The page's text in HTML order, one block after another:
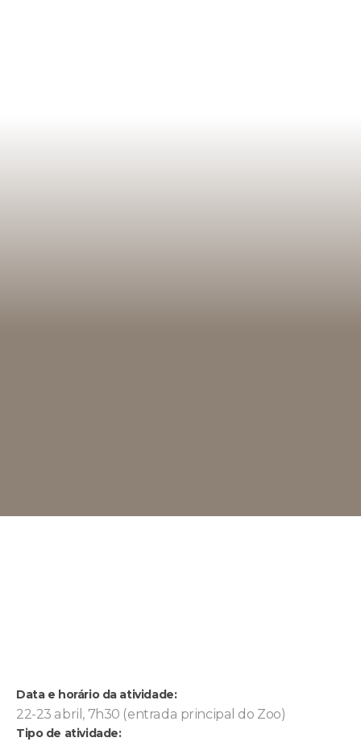
Data e horário da atividade:
22-23 abril, 7h30 (entrada principal do Zoo)
Tipo de atividade: